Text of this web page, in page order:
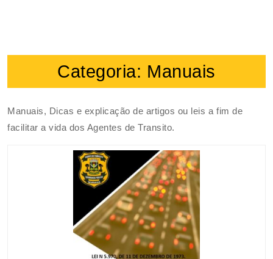
Categoria: Manuais
Manuais, Dicas e explicação de artigos ou leis a fim de
facilitar a vida dos Agentes de Transito.